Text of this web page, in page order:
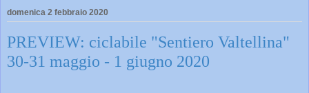
domenica 2 febbraio 2020
PREVIEW: ciclabile "Sentiero Valtellina"
30-31 maggio - 1 giugno 2020